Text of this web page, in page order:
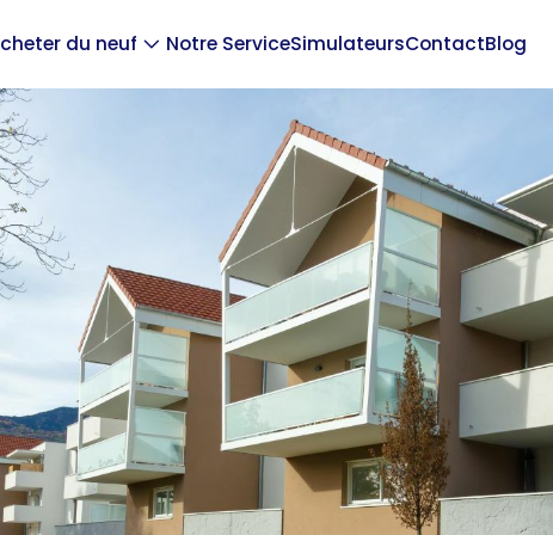
du neuf Notre ServiceSimulateursContactBlog